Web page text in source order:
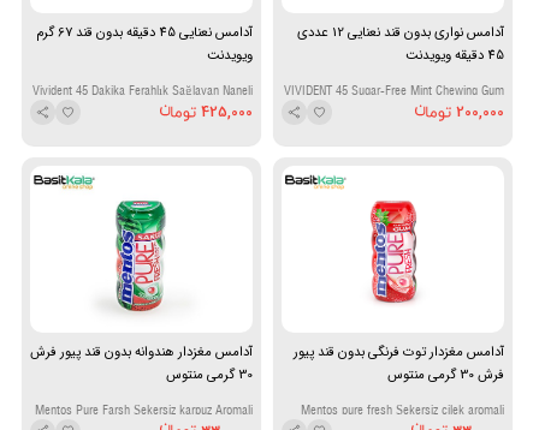
آدامس نواری بدون قند نعنایی 12 عددی
45 دقیقه ویویدنت
VIVIDENT 45 Sugar-Free Mint Chewing Gum
Strips (12 Pieces)
200,000
آدامس نعنایی 45 دقیقه بدون قند 67 گرم
ویویدنت
Vivident 45 Dakika Ferahlık Sağlayan Naneli
Şekersiz Sakız 67 g
425,000
آدامس مغزدار توت فرنگی بدون قند پیور
فرش 30 گرمی منتوس
Mentos pure fresh Şekersiz cilek aromali
آدامس مغزدار هندوانه بدون قند پیور فرش
30 گرمی منتوس
Mentos Pure Farsh Şekersiz karpuz Aromali